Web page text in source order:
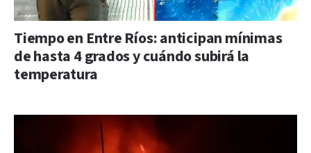
Tiempo en Entre Ríos: anticipan mínimas
de hasta 4 grados y cuándo subirá la
temperatura